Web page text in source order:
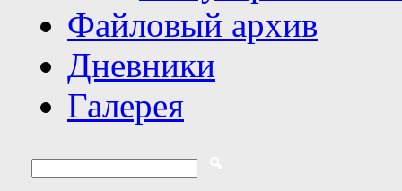
Файловый архив
Дневники
Галерея